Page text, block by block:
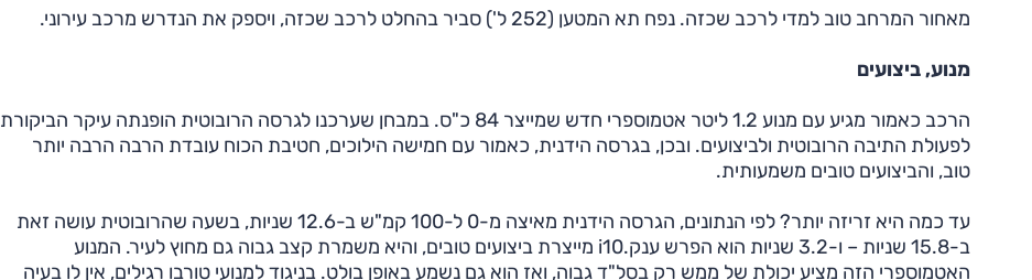
מאחור המרחב טוב למדי לרכב שכזה. נפח תא המטען (252 ל') סביר בהחלט לרכב שכזה, ויספק את הנדרש מרכב עירוני.
מנוע, ביצועים
הרכב כאמור מגיע עם מנוע 1.2 ליטר אטמוספרי חדש שמייצר 84 כ"ס. במבחן שערכנו לגרסה הרובוטית הופנתה עיקר הביקורת
לפעולת התיבה הרובוטית ולביצועים. ובכן, בגרסה הידנית, כאמור עם חמישה הילוכים, חטיבת הכוח עובדת הרבה הרבה יותר
טוב, והביצועים טובים משמעותית.
עד כמה היא זריזה יותר? לפי הנתונים, הגרסה הידנית מאיצה מ-0 ל-100 קמ"ש ב-12.6 שניות, בשעה שהרובוטית עושה זאת
ב-15.8 שניות – ו-3.2 שניות הוא הפרש ענק.i10 מייצרת ביצועים טובים, והיא משמרת קצב גבוה גם מחוץ לעיר. המנוע
האטמוספרי הזה מציע יכולת של ממש רק בסל"ד גבוה, ואז הוא גם נשמע באופן בולט. בניגוד למנועי טורבו רגילים, אין לו בעיה